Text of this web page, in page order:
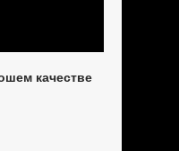
качестве